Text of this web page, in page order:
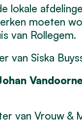
lokale
moeten
van Rollegem.
van Siska
van Vrouw &